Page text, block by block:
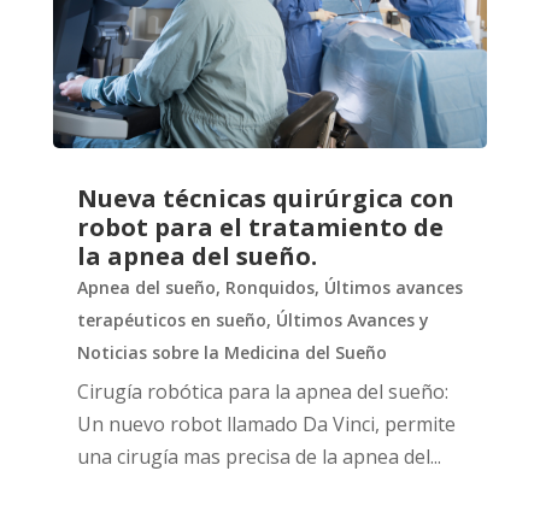
Nueva técnicas quirúrgica con
robot para el tratamiento de
la apnea del sueño.
Apnea del sueño, Ronquidos, Últimos avances
terapéuticos en sueño, Últimos Avances y
Noticias sobre la Medicina del Sueño
Cirugía robótica para la apnea del sueño:
Un nuevo robot llamado Da Vinci, permite
una cirugía mas precisa de la apnea del...